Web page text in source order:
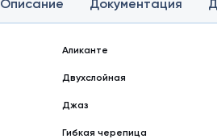
Описание Документация
Аликанте
Двухслойная
Джаз
Гибкая черепица